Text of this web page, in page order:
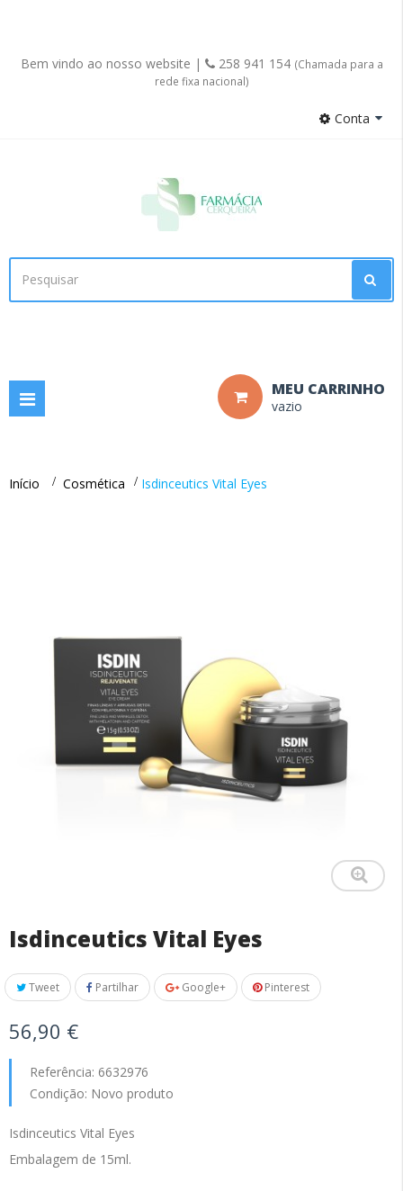
Bem vindo ao nosso website | 258 941 154 (Chamada para a
rede fixa nacional)
Conta
MEU CARRINHO
vazio
Toggle
navigation
Início > Cosmética > Isdinceutics Vital Eyes
Isdinceutics Vital Eyes
Tweet Partilhar Google+ Pinterest
56,90 €
Referência: 6632976
Condição: Novo produto
Isdinceutics Vital Eyes
Embalagem de 15ml.